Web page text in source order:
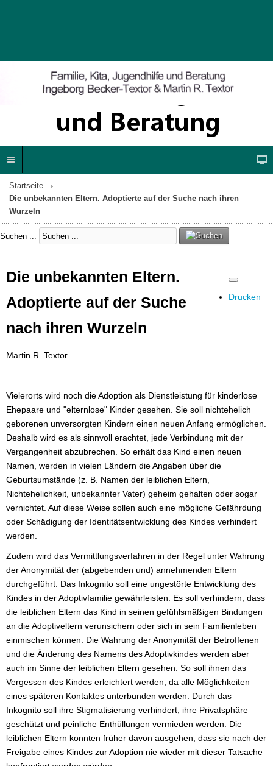
Startseite
Die unbekannten Eltern. Adoptierte auf der Suche nach ihren
Wurzeln
Suchen ...
Drucken
Die unbekannten Eltern.
Adoptierte auf der Suche
nach ihren Wurzeln
Martin R. Textor
Vielerorts wird noch die Adoption als Dienstleistung für kinderlose
Ehepaare und "elternlose" Kinder gesehen. Sie soll nichtehelich
geborenen unversorgten Kindern einen neuen Anfang ermöglichen.
Deshalb wird es als sinnvoll erachtet, jede Verbindung mit der
Vergangenheit abzubrechen. So erhält das Kind einen neuen
Namen, werden in vielen Ländern die Angaben über die
Geburtsumstände (z. B. Namen der leiblichen Eltern,
Nichtehelichkeit, unbekannter Vater) geheim gehalten oder sogar
vernichtet. Auf diese Weise sollen auch eine mögliche Gefährdung
oder Schädigung der Identitätsentwicklung des Kindes verhindert
werden.
Zudem wird das Vermittlungsverfahren in der Regel unter Wahrung
der Anonymität der (abgebenden und) annehmenden Eltern
durchgeführt. Das Inkognito soll eine ungestörte Entwicklung des
Kindes in der Adoptivfamilie gewährleisten. Es soll verhindern, dass
die leiblichen Eltern das Kind in seinen gefühlsmäßigen Bindungen
an die Adoptiveltern verunsichern oder sich in sein Familienleben
einmischen können. Die Wahrung der Anonymität der Betroffenen
und die Änderung des Namens des Adoptivkindes werden aber
auch im Sinne der leiblichen Eltern gesehen: So soll ihnen das
Vergessen des Kindes erleichtert werden, da alle Möglichkeiten
eines späteren Kontaktes unterbunden werden. Durch das
Inkognito soll ihre Stigmatisierung verhindert, ihre Privatsphäre
geschützt und peinliche Enthüllungen vermieden werden. Die
leiblichen Eltern konnten früher davon ausgehen, dass sie nach der
Freigabe eines Kindes zur Adoption nie wieder mit dieser Tatsache